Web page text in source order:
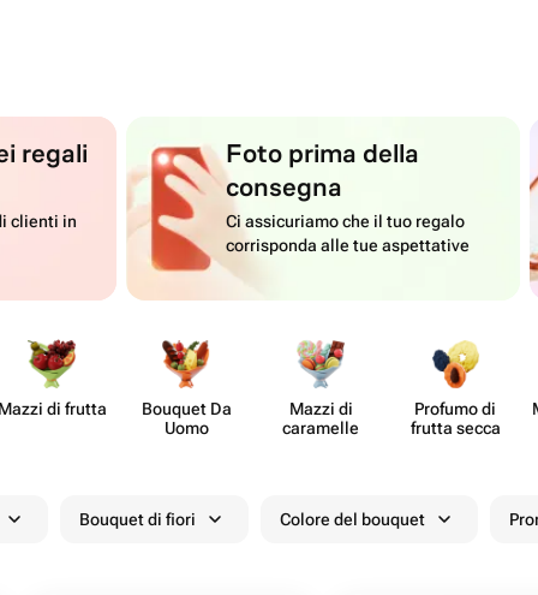
regali
clienti in
Foto prima della
consegna
Ci assicuriamo che il tuo regalo
corrisponda alle tue aspettative
Mazzi di frutta
Bouquet Da
Uomo
Mazzi di
caramelle
Profumo di
frutta secca
Bouquet di fiori Colore del bouquet